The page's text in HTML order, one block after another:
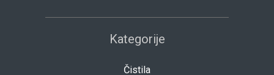
Kategorije
Čistila